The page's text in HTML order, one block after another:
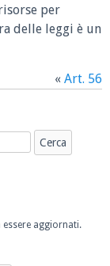
per
delle leggi è un
« Art. 56
aggiornati.